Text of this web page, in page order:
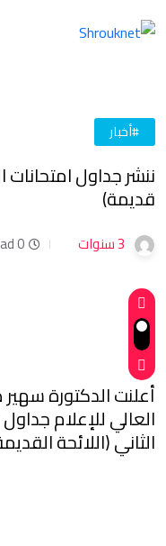
#أخبار
ننشر جداول
قديمة)
3 سنوات 0 min read
أعلنت الدكتورة
العالي للإعلام
الثاني (اللائحة